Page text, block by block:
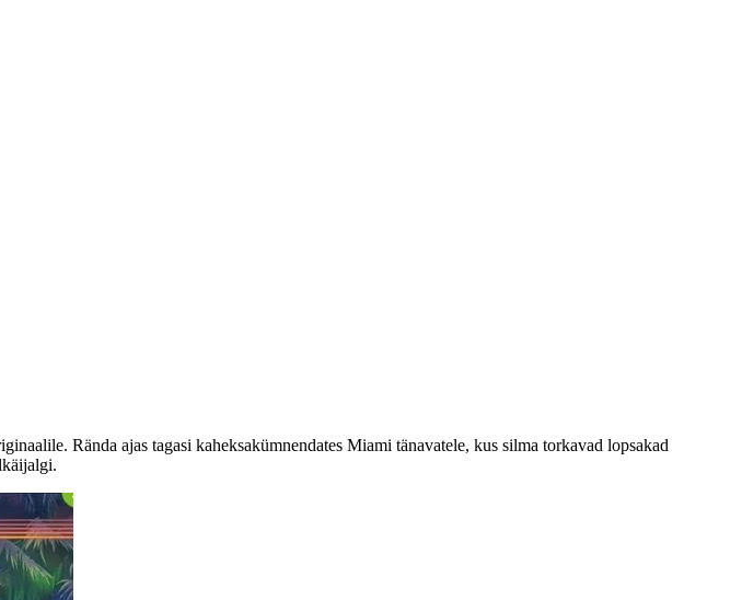
Rända ajas tagasi kaheksakümnendates Miami tänavatele, kus silma torkavad lopsakad